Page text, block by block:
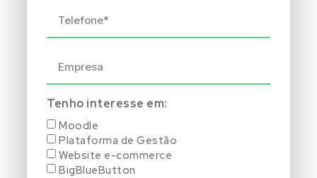
Tenho interesse em:
Moodle
Plataforma de Gestão
Website e-commerce
BigBlueButton